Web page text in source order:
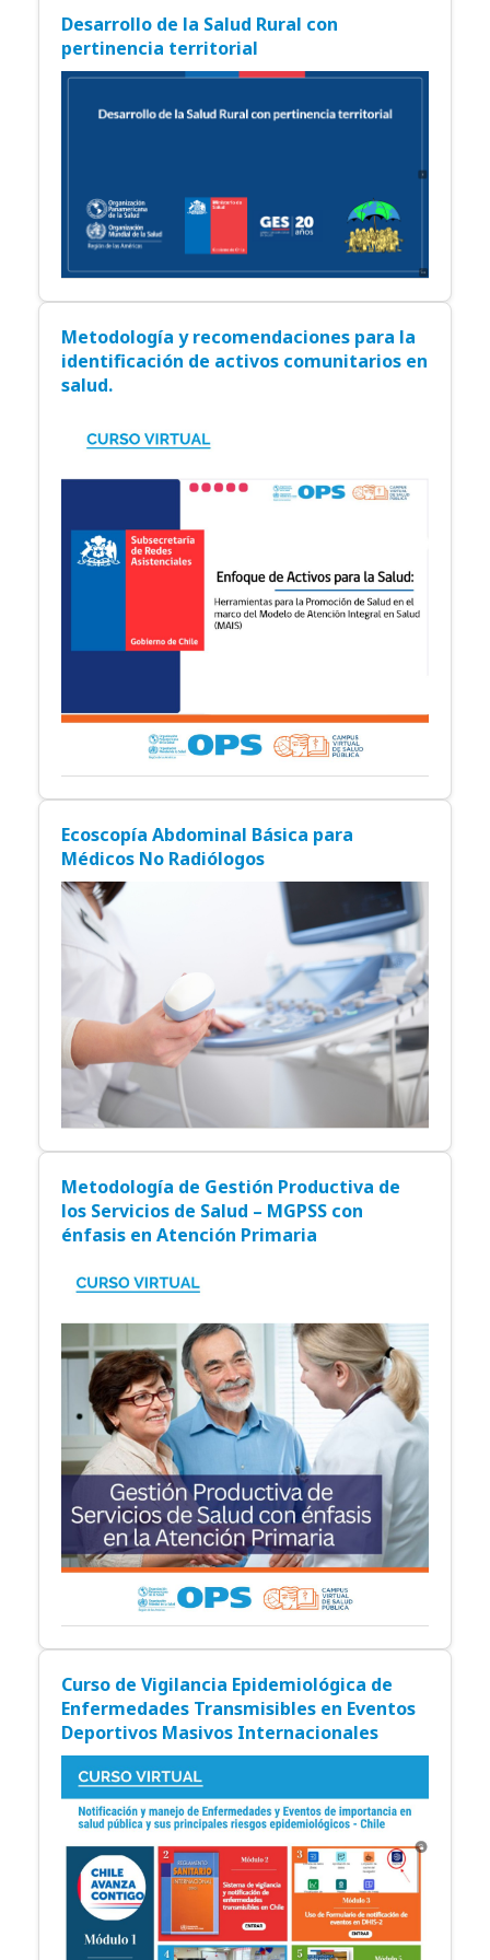
Desarrollo de la Salud Rural con
pertinencia territorial
Metodología y recomendaciones para la
identificación de activos comunitarios en
salud.
Ecoscopía Abdominal Básica para
Médicos No Radiólogos
Metodología de Gestión Productiva de
los Servicios de Salud – MGPSS con
énfasis en Atención Primaria
Curso de Vigilancia Epidemiológica de
Enfermedades Transmisibles en Eventos
Deportivos Masivos Internacionales